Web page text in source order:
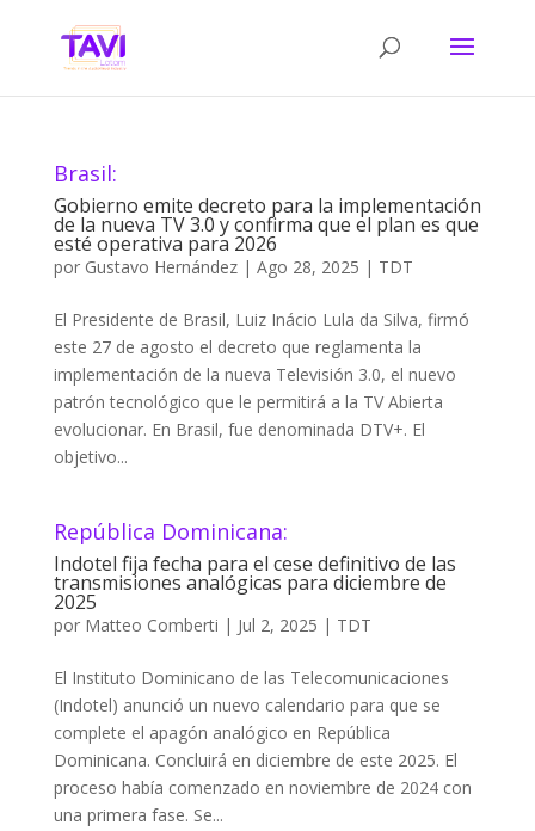
Brasil:
Gobierno emite decreto para la implementación
de la nueva TV 3.0 y confirma que el plan es que
esté operativa para 2026
por Gustavo Hernández| Ago 28, 2025 | TDT
El Presidente de Brasil, Luiz Inácio Lula da Silva, firmó
este 27 de agosto el decreto que reglamenta la
implementación de la nueva Televisión 3.0, el nuevo
patrón tecnológico que le permitirá a la TV Abierta
evolucionar. En Brasil, fue denominada DTV+. El
objetivo...
República Dominicana:
Indotel fija fecha para el cese definitivo de las
transmisiones analógicas para diciembre de
2025
por Matteo Comberti | Jul 2, 2025 | TDT
El Instituto Dominicano de las Telecomunicaciones
(Indotel) anunció un nuevo calendario para que se
complete el apagón analógico en República
Dominicana. Concluirá en diciembre de este 2025. El
proceso había comenzado en noviembre de 2024 con
una primera fase. Se...